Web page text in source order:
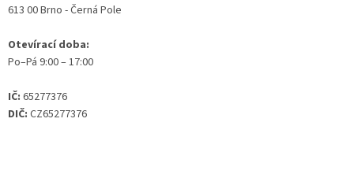
613 00 Brno - Černá Pole
Otevírací doba:
Po–Pá 9:00 – 17:00
IČ: 65277376
DIČ: CZ65277376